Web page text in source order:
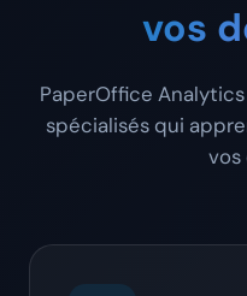
vos
PaperOffice
spécialisés qui
vos